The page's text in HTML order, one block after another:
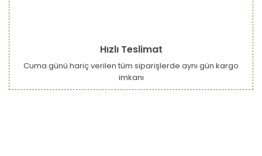
Hızlı Teslimat
Cuma günü hariç verilen tüm siparişlerde aynı gün kargo
imkanı